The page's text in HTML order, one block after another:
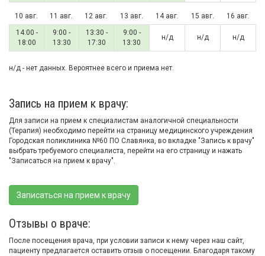
10 авг. 11 авг. 12 авг. 13 авг. 14 авг. 15 авг.
16 авг.
14:00 -
18:00
9:00 -
13:30
13:30 -
17:30
9:00 -
13:30
н/д н/д н/д
н/д - нет данных. Вероятнее всего и приема нет.
Запись на прием к врачу:
Для записи на прием к специалистам аналогичной специальности
(Терапия) необходимо перейти на страницу медицинского учреждения
Городская поликлиника №60 ПО Славянка, во вкладке "Запись к врачу"
выбрать требуемого специалиста, перейти на его страницу и нажать
"Записаться на прием к врачу".
Записаться на прием к врачу
Отзывы о враче:
После посещения врача, при условии записи к нему через наш сайт,
пациенту предлагается оставить отзыв о посещении. Благодаря такому